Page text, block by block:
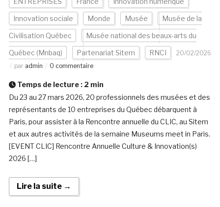
Innovation sociale Monde Musée Musée de la
Civilisation Québec Musée national des beaux-arts du
Québec (Mnbaq) Partenariat Sitem RNCI
20/02/2026
par admin 0 commentaire
Temps de lecture : 2 min
Du 23 au 27 mars 2026, 20 professionnels des musées et des
représentants de 10 entreprises du Québec débarquent à
Paris, pour assister à la Rencontre annuelle du CLIC, au Sitem
et aux autres activités de la semaine Museums meet in Paris.
[EVENT CLIC] Rencontre Annuelle Culture & Innovation(s)
2026 […]
Lire la suite →